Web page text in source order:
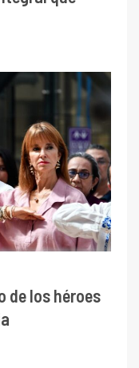
de los héroes